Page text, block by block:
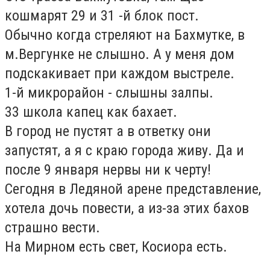
кошмарят 29 и 31 -й блок пост.
Обычно когда стреляют на Бахмутке, в
м.Вергунке не слышно. А у меня дом
подскакивает при каждом выстреле.
1-й микрорайон - слышны залпы.
33 школа капец как бахает.
В город не пустят а в ответку они
запустят, а я с краю города живу. Да и
после 9 января нервы ни к черту!
Сегодня в Ледяной арене представление,
хотела дочь повести, а из-за этих бахов
страшно вести.
На Мирном есть свет, Косиора есть.